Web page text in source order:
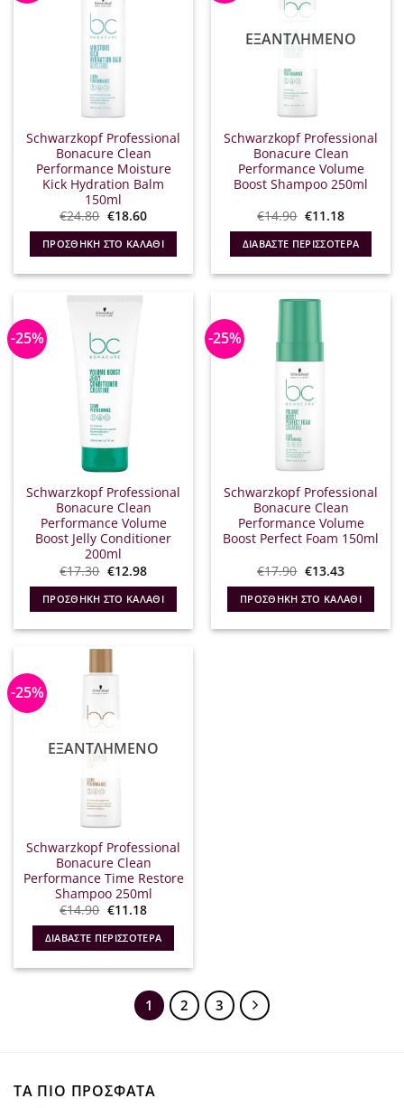
Schwarzkopf Professional
Bonacure Clean
Performance Moisture
Kick Hydration Balm
150ml
€24.80 Original
was:
€24.80.
€18.60Η
τιμή
είναι:
€18.60.
ΠΡΟΣΘΉΚΗ ΣΤΟ ΚΑΛΆΘΙ
ΕΞΑΝΤΛΗΜΈΝΟ
Schwarzkopf Professional
Bonacure Clean
Performance Volume
Boost Shampoo 250ml
€14.90 Original
was:
€14.90.
€11.18Η
τιμή
είναι:
€11.18.
ΔΙΑΒΆΣΤΕ ΠΕΡΙΣΣΌΤΕΡΑ
-25%
Schwarzkopf Professional
Bonacure Clean
Performance Volume
Boost Jelly Conditioner
200ml
€17.30 Original
price
was:
€17.30.
€12.98Η
τρέχουσα
τιμή
είναι:
€12.98.
ΠΡΟΣΘΉΚΗ ΣΤΟ ΚΑΛΆΘΙ
-25%
Schwarzkopf Professional
Bonacure Clean
Performance Volume
Boost Perfect Foam 150ml
€17.90 Original
price
was:
€17.90.
€13.43Η
τιμή
είναι:
€13.43.
ΠΡΟΣΘΉΚΗ ΣΤΟ ΚΑΛΆΘΙ
-25%
ΕΞΑΝΤΛΗΜΈΝΟ
Schwarzkopf Professional
Bonacure Clean
Performance Time Restore
Shampoo 250ml
€14.90 Original
was:
€14.90.
€11.18Η
τιμή
είναι:
€11.18.
ΔΙΑΒΆΣΤΕ ΠΕΡΙΣΣΌΤΕΡΑ
1 2 3
ΤΑ ΠΙΟ ΠΡΟΣΦΑΤΑ